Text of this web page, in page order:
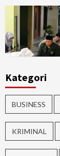
Kategori
BUSINESS
KRIMINAL